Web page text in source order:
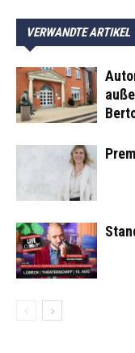
VERWANDTE ARTIKEL